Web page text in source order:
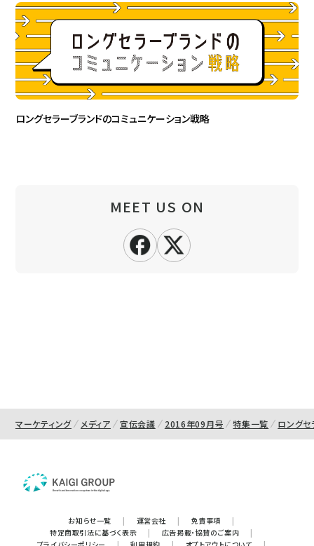
ロングセラーブランドのコミュニケーション戦略
MEET US ON
マーケティング メディア 宣伝会議 2016年09月号 特集一覧 ロングセ
お知らせ一覧 | 運営会社 | 免責事項
|
特定商取引法に基づく表示
| 広告掲載・協賛のご案内
|
プライバシーポリシー
| 利用規約 | オプトアウトについて |